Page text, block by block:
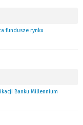
fundusze rynku
Banku Millennium